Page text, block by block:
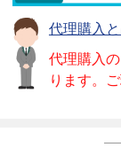
代理購入
代理購入
ります。